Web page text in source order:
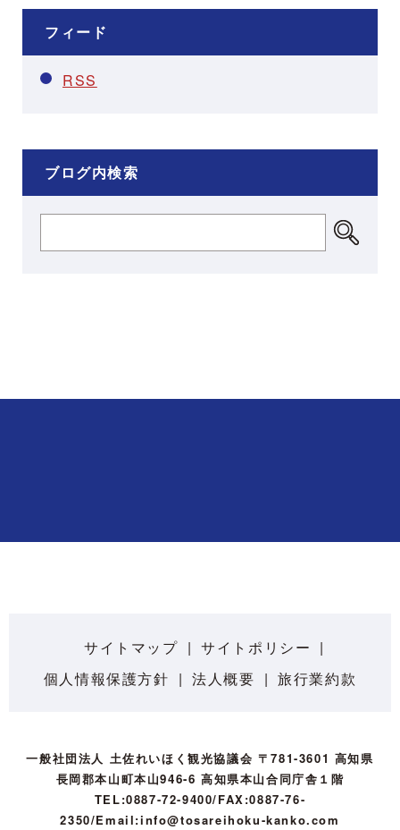
フィード
RSS
ブログ内検索
サイトマップ
サイトポリシー
個人情報保護方針
法人概要 旅行業約款
一般社団法人 土佐れいほく観光協議会 〒781-3601 高知県
長岡郡本山町本山946-6 高知県本山合同庁舎１階
TEL:0887-72-9400/FAX:0887-76-
2350/Email:info@tosareihoku-kanko.com